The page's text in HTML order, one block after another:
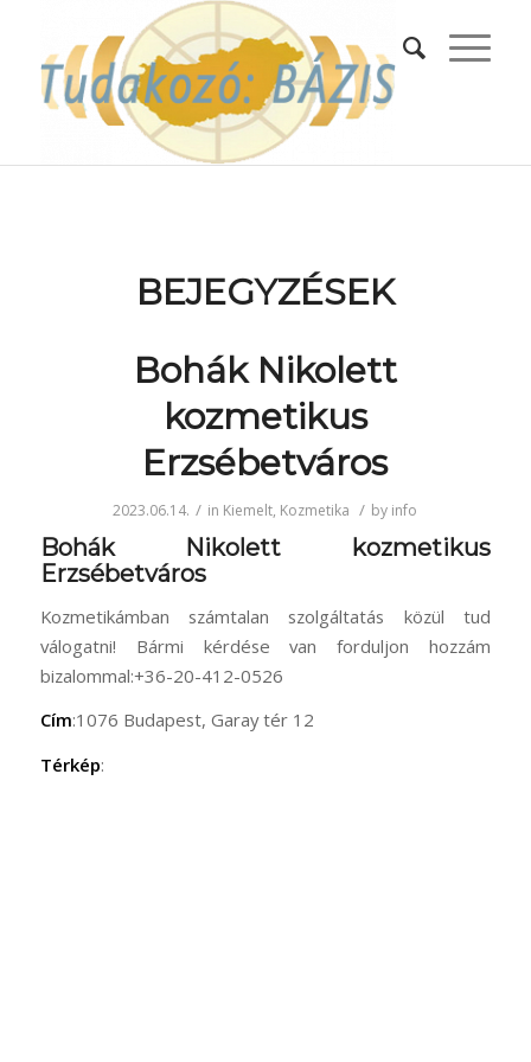
BEJEGYZÉSEK
Bohák Nikolett
kozmetikus
Erzsébetváros
2023.06.14. / in Kiemelt, Kozmetika / by info
Bohák Nikolett kozmetikus
Erzsébetváros
Kozmetikámban számtalan szolgáltatás közül tud
válogatni! Bármi kérdése van forduljon hozzám
bizalommal:+36-20-412-0526
Cím:1076 Budapest, Garay tér 12
Térkép: